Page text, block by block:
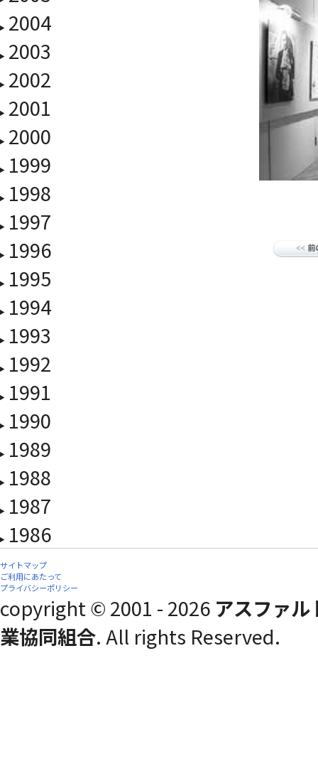
2004
2003
2002
2001
2000
1999
1998
1997
1996
1995
1994
1993
1992
1991
1990
1989
1988
1987
1986
サイトマップ
ご利用にあたって
プライバシーポリシー
copyright © 2001 - 2026 アスファ
業協同組合. All rights Reserved.